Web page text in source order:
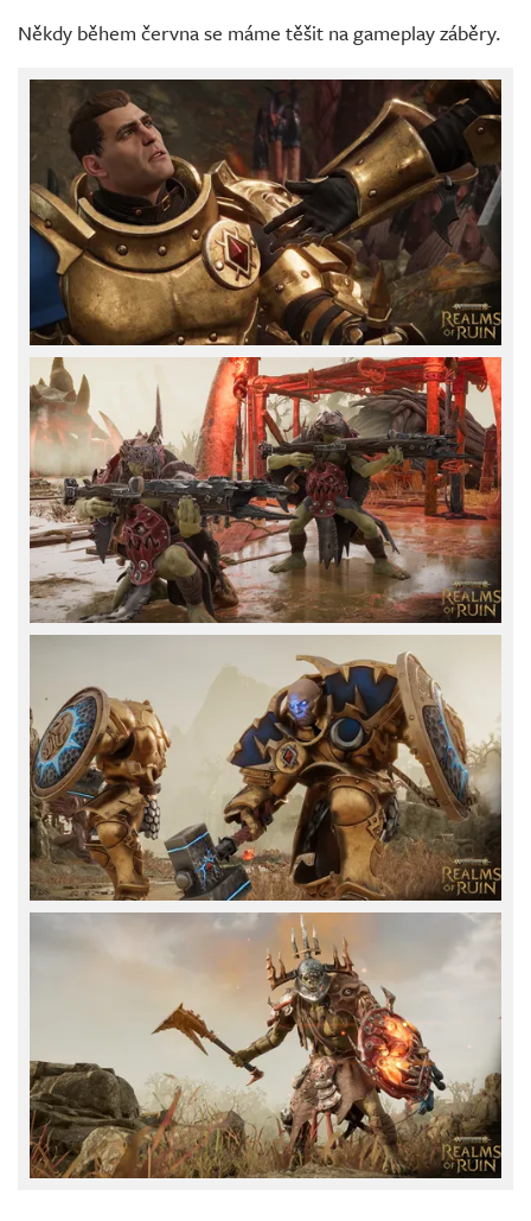
Někdy během června se máme těšit na gameplay záběry.